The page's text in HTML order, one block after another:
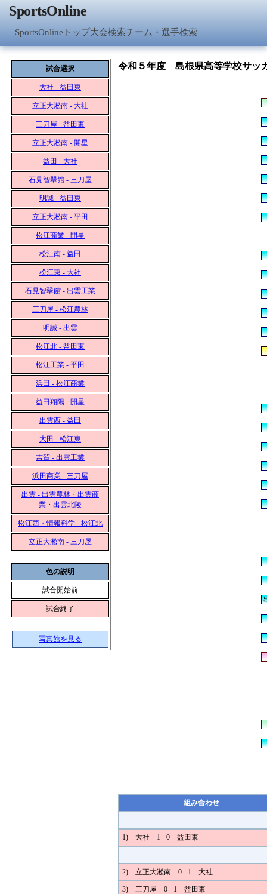
SportsOnline
SportsOnlineトップ大会検索チーム・選手検索
試合選択
大社 - 益田東
立正大淞南 - 大社
三刀屋 - 益田東
立正大淞南 - 開星
益田 - 大社
石見智翠館 - 三刀屋
明誠 - 益田東
立正大淞南 - 平田
松江商業 - 開星
松江南 - 益田
松江東 - 大社
石見智翠館 - 出雲工業
三刀屋 - 松江農林
明誠 - 出雲
松江北 - 益田東
松江工業 - 平田
浜田 - 松江商業
益田翔陽 - 開星
出雲西 - 益田
大田 - 松江東
吉賀 - 出雲工業
浜田商業 - 三刀屋
出雲 - 出雲農林・出雲商
業・出雲北陵
松江西・情報科学 - 松江北
立正大淞南 - 三刀屋
色の説明
試合開始前
試合終了
写真館を見る
令和５年度 島根県高等学校サッ
組み合わせ
1) 大社 1 - 0 益田東
2) 立正大淞南 0 - 1 大社
3) 三刀屋 0 - 1 益田東